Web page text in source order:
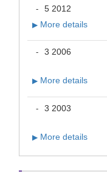
- 5 2012
▶ More details
- 3 2006
▶ More details
- 3 2003
▶ More details